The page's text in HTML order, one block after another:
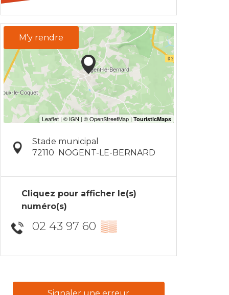
M'y rendre
Stade municipal
72110
NOGENT-LE-BERNARD
Cliquez pour afficher le(s)
numéro(s)
02 43 97 60 ▒▒
Signaler une erreur